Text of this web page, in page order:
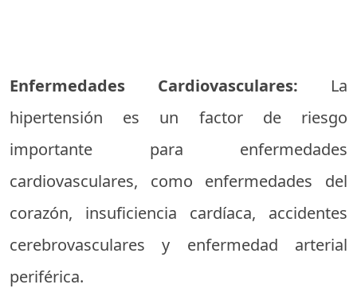
Enfermedades Cardiovasculares: La
hipertensión es un factor de riesgo
importante para enfermedades
cardiovasculares, como enfermedades del
corazón, insuficiencia cardíaca, accidentes
cerebrovasculares y enfermedad arterial
periférica.